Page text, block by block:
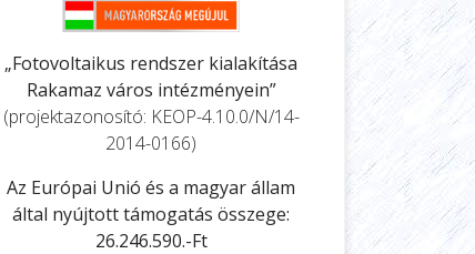
„Fotovoltaikus rendszer kialakítása
Rakamaz város intézményein”
(projektazonosító: KEOP-4.10.0/N/14-
2014-0166)
Az Európai Unió és a magyar állam
által nyújtott támogatás összege:
26.246.590.-Ft